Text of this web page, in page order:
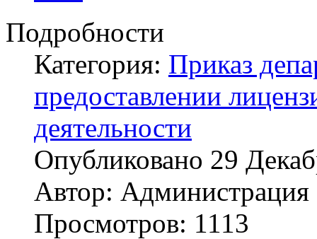
Подробности
Категория: Приказ
предоставлении
деятельности
Опубликовано 29
Автор: Администрация
Просмотров: 1113